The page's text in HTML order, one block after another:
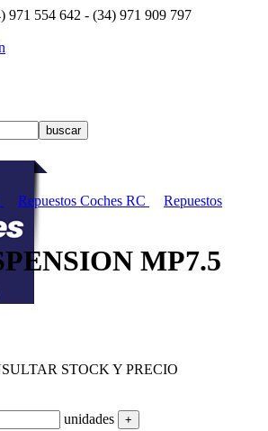
971 554 642 - (34) 971 909 797
Repuestos Coches RC
Repuestos
MP7.5
STOCK Y PRECIO
unidades +